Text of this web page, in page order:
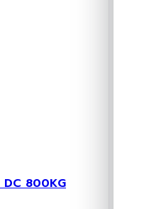
800KG